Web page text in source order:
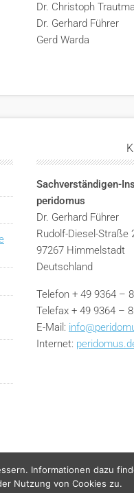
Dr. Christoph
Dr. Gerhard Führer
Gerd Warda
Sachverständigen-
peridomus
Dr. Gerhard Führer
Rudolf-Diesel-Straße
97267 Himmelstadt
Deutschland
Telefon + 49 9364 –
Telefax + 49 9364 –
E-Mail:
Internet:
Informationen dazu
Nutzung von Cookies zu.